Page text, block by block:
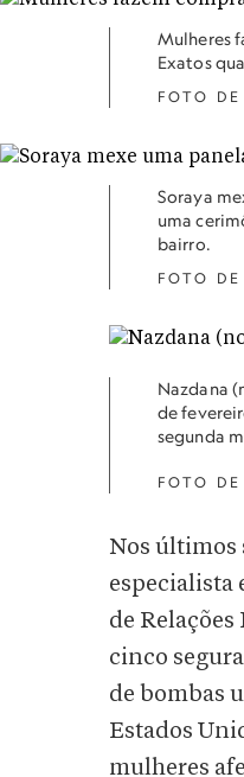
Mulheres
Exatos
FOTO DE
Soraya
uma
bairro.
FOTO DE
Nazdana
de
segunda
FOTO DE
Nos últimos
especialista
de
cinco
de bombas
Estados
mulheres